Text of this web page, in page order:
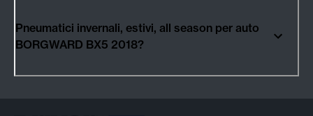
Pneumatici invernali, estivi, all season per auto
BORGWARD BX5 2018?